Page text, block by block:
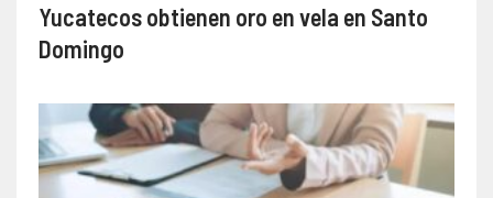
Yucatecos obtienen oro en vela en Santo
Domingo